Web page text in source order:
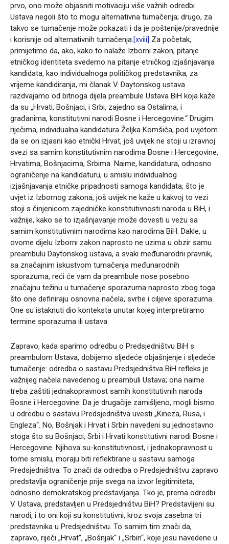
prvo, ono može objasniti motivaciju više važnih odredbi
Ustava negoli što to mogu alternativna tumačenja; drugo, za
takvo se tumačenje može pokazati i da je poštenije/pravednije
i korisnije od alternativnih tumačenja.[xviii] Za početak,
primijetimo da, ako, kako to nalaže Izborni zakon, pitanje
etničkog identiteta svedemo na pitanje etničkog izjašnjavanja
kandidata, kao individualnoga političkog predstavnika, za
vrijeme kandidiranja, mi članak V. Daytonskog ustava
razdvajamo od bitnoga dijela preambule Ustava BiH koja kaže
da su „Hrvati, Bošnjaci, i Srbi, zajedno sa Ostalima, i
građanima, konstitutivni narodi Bosne i Hercegovine.“ Drugim
riječima, individualna kandidatura Željka Komšića, pod uvjetom
da se on izjasni kao etnički Hrvat, još uvijek ne stoji u izravnoj
svezi sa samim konstitutivnim narodima Bosne i Hercegovine,
Hrvatima, Bošnjacima, Srbima. Naime, kandidatura, odnosno
ograničenje na kandidaturu, u smislu individualnog
izjašnjavanja etničke pripadnosti samoga kandidata, što je
uvjet iz Izbornog zakona, još uvijek ne kaže u kakvoj to vezi
stoji s činjenicom zajedničke konstitutivnosti naroda u BiH, i
važnije, kako se to izjašnjavanje može dovesti u vezu sa
samim konstitutivnim narodima kao narodima BiH. Dakle, u
ovome dijelu Izborni zakon naprosto ne uzima u obzir samu
preambulu Daytonskog ustava, a svaki međunarodni pravnik,
sa značajnim iskustvom tumačenja međunarodnih
sporazuma, reći će vam da preambule nose posebno
značajnu težinu u tumačenje sporazuma naprosto zbog toga
što one definiraju osnovna načela, svrhe i ciljeve sporazuma.
One su istaknuti dio konteksta unutar kojeg interpretiramo
termine sporazuma ili ustava.
Zapravo, kada sparimo odredbu o Predsjedništvu BiH s
preambulom Ustava, dobijemo sljedeće objašnjenje i sljedeće
tumačenje: odredba o sastavu Predsjedništva BiH refleks je
važnijeg načela navedenog u preambuli Ustava; ona naime
treba zaštiti jednakopravnost samih konstitutivnih naroda
Bosne i Hercegovine. Da je drugačije zamišljeno, mogli bismo
u odredbu o sastavu Predsjedništva uvesti „Kineza, Rusa, i
Engleza“. No, Bošnjak i Hrvat i Srbin navedeni su jednostavno
stoga što su Bošnjaci, Srbi i Hrvati konstitutivni narodi Bosne i
Hercegovine. Njihova su-konstitutivnost, i jednakopravnost u
tome smislu, moraju biti reflektirane u sastavu samoga
Predsjedništva. To znači da odredba o Predsjedništvu zapravo
predstavlja ograničenje prije svega na izvor legitimiteta,
odnosno demokratskog predstavljanja. Tko je, prema odredbi
V. Ustava, predstavljen u Predsjedništvu BiH? Predstavljeni su
narodi, i to oni koji su konstitutivni, kroz svoja zasebna tri
predstavnika u Predsjedništvu. To samim tim znači da,
zapravo, riječi „Hrvat“, „Bošnjak“ i „Srbin“, koje jesu navedene u